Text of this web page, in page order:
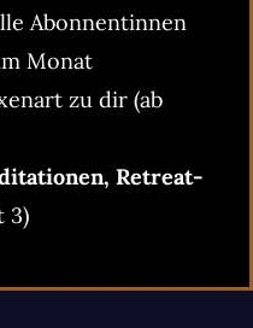
Abonnentinnen
Monat
zu dir (ab
Retreat-
3)